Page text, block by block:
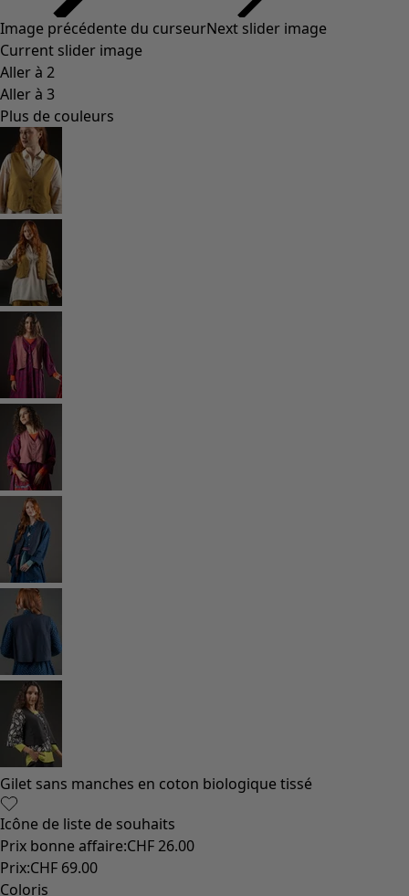
Styles de vétements
Vêtements en lin
Robes de style hippie
Grandes Tailles
À fleurs
Vêtements hippies
Une mode scandinave
Superpositions
À rayures
Des carreaux à foison
À pois
Vêtements bio
Un design suédois
Robes en jersey
Vêtements bohèmes
Des vêtements pour les soirées fraîches
Vêtements à motif
Coton
Coton biologique
Maillots de bain et vêtements de plage
Vêtements de fête
Collections
Dans l'univers du kimono
Monsoon
Étendues champêtres
Coimbatore
Les classiques de Gudrun
Des tournesols pour le HCR